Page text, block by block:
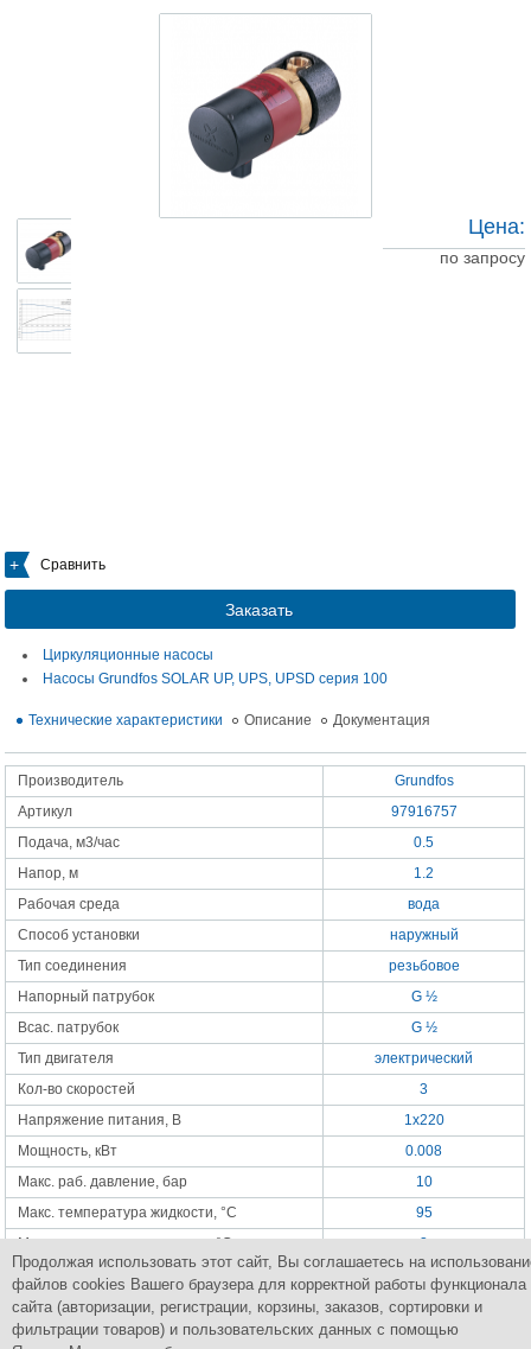
Сравнить
Заказать
Цена:
по запросу
Циркуляционные насосы
Насосы Grundfos SOLAR UP, UPS, UPSD серия 100
Технические характеристики Описание Документация
Производитель
Grundfos
Артикул
97916757
Подача, м3/час
0.5
Напор, м
1.2
Рабочая среда
вода
Способ установки
наружный
Тип соединения
резьбовое
Напорный патрубок
G ½
Всас. патрубок
G ½
Тип двигателя
электрический
Кол-во скоростей
3
Напряжение питания, В
1x220
Мощность, кВт
0.008
Макс. раб. давление, бар
10
Макс. температура жидкости, °С
95
Мин. температура жидкости, °С
2
Монтажная длина, мм
Вес, кг
1.12
Продолжая использовать этот сайт, Вы соглашаетесь на
файлов cookies Вашего браузера для корректной работы функционала
сайта (авторизации, регистрации, корзины, заказов, сортировки и
фильтрации товаров) и пользовательских данных с помощью